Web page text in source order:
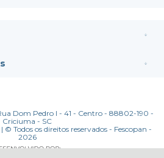
Dom Pedro I - 41 - Centro - 88802-190 -
Criciuma - SC
Todos os direitos reservados - Fescopan -
2026